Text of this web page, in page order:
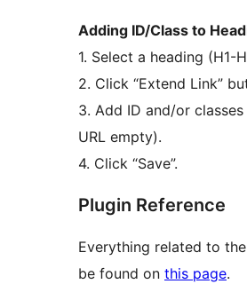
Adding ID/Class to
1. Select a heading (H1-
2. Click “Extend Link”
3. Add ID and/or
URL empty).
4. Click “Save”.
Plugin Reference
Everything related to
be found on this page.